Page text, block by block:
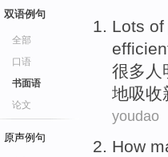
双语例句
全部
口语
书面语
论文
原声例句
Lots of
很多 人
地吸收
youdao
How